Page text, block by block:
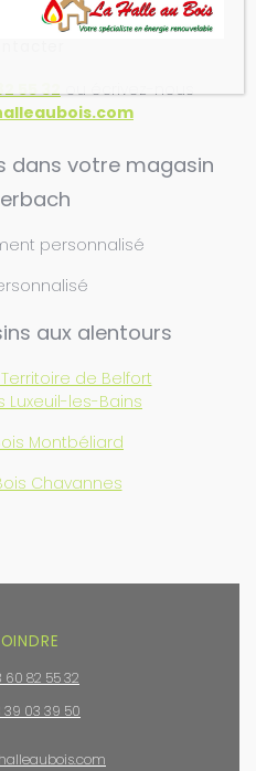
55 32ou écrivez-nous
dans votre magasin
personnalisé
aux alentours
de Belfort
Luxeuil-les-Bains
Montbéliard
Chavannes
60 82 55 32
39 03 39 50